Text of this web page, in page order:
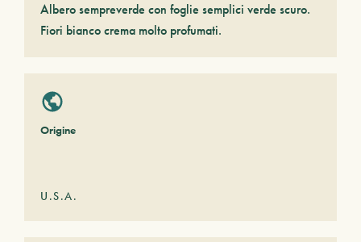
Albero sempreverde con foglie semplici verde scuro.
Fiori bianco crema molto profumati.
Origine
U.S.A.